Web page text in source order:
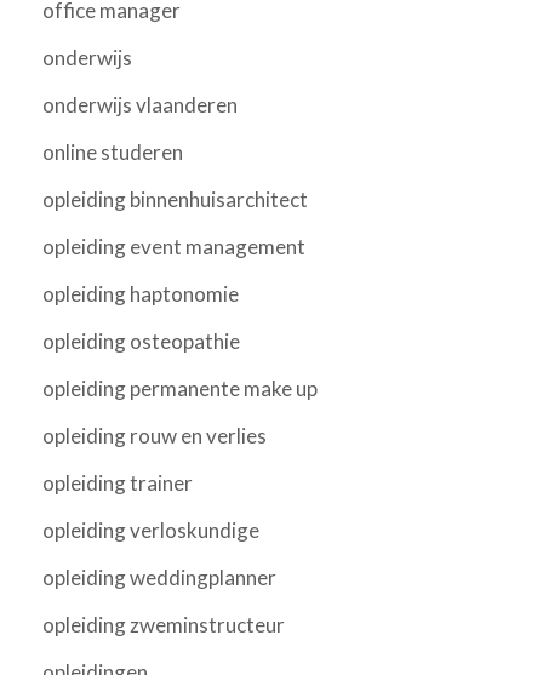
office manager
onderwijs
onderwijs vlaanderen
online studeren
opleiding binnenhuisarchitect
opleiding event management
opleiding haptonomie
opleiding osteopathie
opleiding permanente make up
opleiding rouw en verlies
opleiding trainer
opleiding verloskundige
opleiding weddingplanner
opleiding zweminstructeur